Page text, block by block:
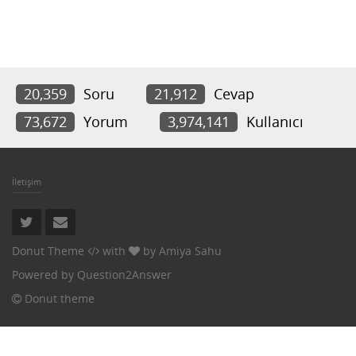
20,359 Soru 21,912
Cevap
73,672
Yorum 3,974,141 Kullanıcı
İletişim
Donut Theme with by Amiya Sahu
Powered by Question2Answer
Donut theme